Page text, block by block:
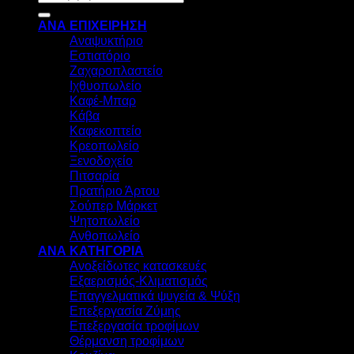
ΑΝΑ ΕΠΙΧΕΙΡΗΣΗ
Αναψυκτήριο
Εστιατόριο
Ζαχαροπλαστείο
Ιχθυοπωλείο
Καφέ-Μπαρ
Κάβα
Καφεκοπτείο
Κρεοπωλείο
Ξενοδοχείο
Πιτσαρία
Πρατήριο Άρτου
Σούπερ Μάρκετ
Ψητοπωλείο
Ανθοπωλείο
ΑΝΑ ΚΑΤΗΓΟΡΙΑ
Ανοξείδωτες κατασκευές
Εξαερισμός-Κλιματισμός
Επαγγελματικά ψυγεία & Ψύξη
Επεξεργασία Ζύμης
Επεξεργασία τροφίμων
Θέρμανση τροφίμων